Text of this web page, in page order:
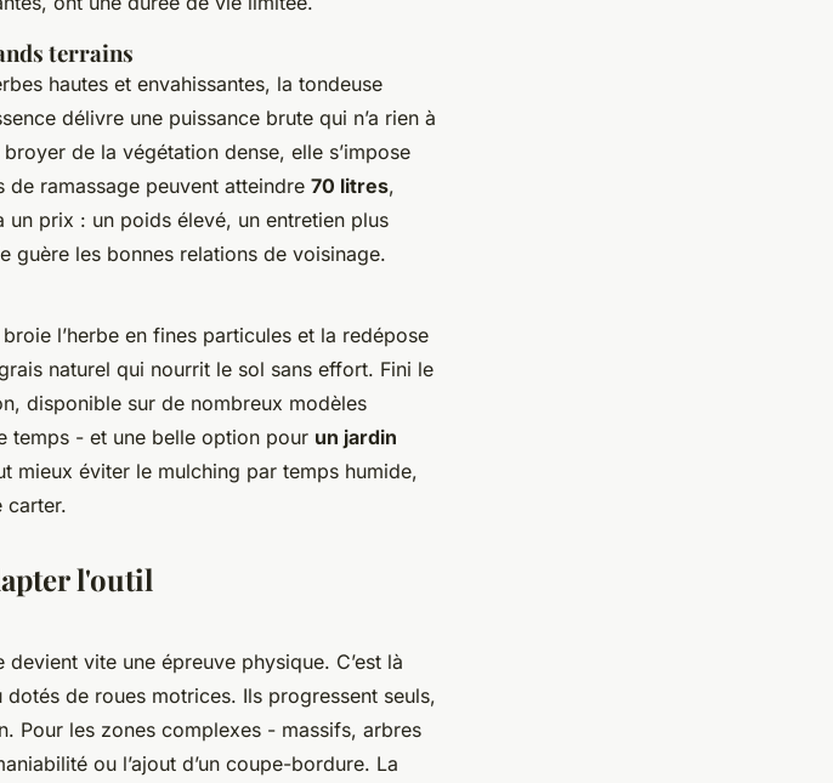
terrains
hautes et envahissantes, la tondeuse
délivre une puissance brute qui n’a rien à
de la végétation dense, elle s’impose
de ramassage peuvent atteindre 70 litres,
prix : un poids élevé, un entretien plus
guère les bonnes relations de voisinage.
l’herbe en fines particules et la redépose
naturel qui nourrit le sol sans effort. Fini le
disponible sur de nombreux modèles
temps - et une belle option pour un jardin
mieux éviter le mulching par temps humide,
carter.
l'outil
vite une épreuve physique. C’est là
dotés de roues motrices. Ils progressent seuls,
Pour les zones complexes - massifs, arbres
ou l’ajout d’un coupe-bordure. La